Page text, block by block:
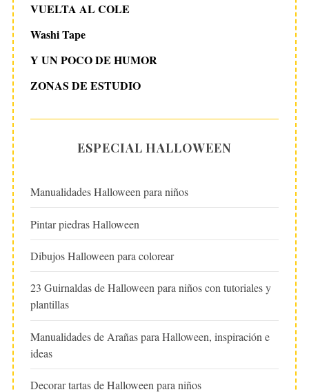
VUELTA AL COLE
Washi Tape
Y UN POCO DE HUMOR
ZONAS DE ESTUDIO
ESPECIAL HALLOWEEN
Manualidades Halloween para niños
Pintar piedras Halloween
Dibujos Halloween para colorear
23 Guirnaldas de Halloween para niños con tutoriales y
plantillas
Manualidades de Arañas para Halloween, inspiración e
ideas
Decorar tartas de Halloween para niños